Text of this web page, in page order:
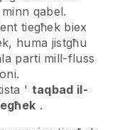
qabel.
tiegħek biex
huma jistgħu
parti mill-fluss
' taqbad il-
.